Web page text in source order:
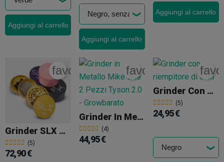
Aggiungi al carrello
Aggiungi al carrello
Aggiungi al carrello
Grinder SLX PRO Alluminio Antiaderente 62 Mm
(5)
favorite_border
72,90 €
Grinder In Metallo Mike Bite 2 Pezzi Tyson 2.0
(4)
favorite_border
44,95 €
Grinder Con Riempitore Di Coni
(5)
24,95 €